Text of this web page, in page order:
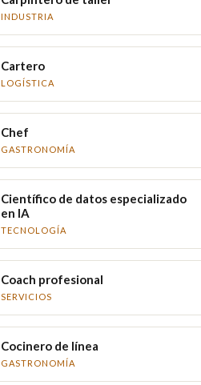
INDUSTRIA
Cartero
LOGÍSTICA
Chef
GASTRONOMÍA
Científico de datos especializado
en IA
TECNOLOGÍA
Coach profesional
SERVICIOS
Cocinero de línea
GASTRONOMÍA